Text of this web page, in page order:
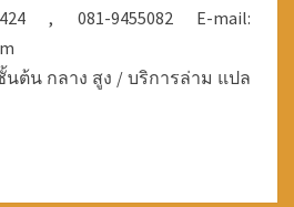
, 081-9455082 E-mail:
ต้น กลาง สูง / บริการล่าม แปล